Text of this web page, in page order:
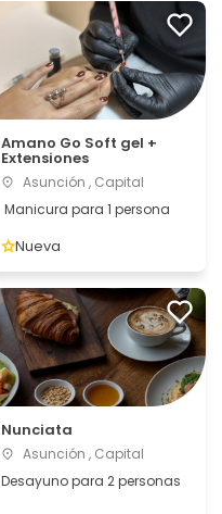
Amano Go Soft gel +
Extensiones
Asunción , Capital
Manicura para 1 persona
Nueva
Nunciata
Asunción , Capital
Desayuno para 2 personas